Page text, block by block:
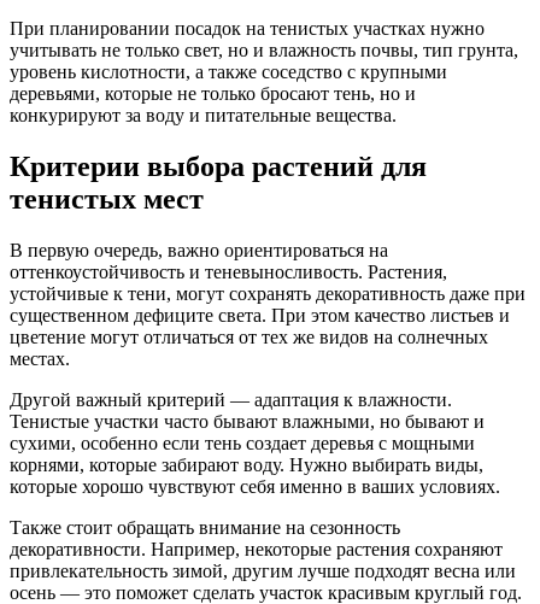
При планировании посадок на тенистых участках нужно
учитывать не только свет, но и влажность почвы, тип грунта,
уровень кислотности, а также соседство с крупными
деревьями, которые не только бросают тень, но и
конкурируют за воду и питательные вещества.
Критерии выбора растений для
тенистых мест
В первую очередь, важно ориентироваться на
оттенкоустойчивость и теневыносливость. Растения,
устойчивые к тени, могут сохранять декоративность даже при
существенном дефиците света. При этом качество листьев и
цветение могут отличаться от тех же видов на солнечных
местах.
Другой важный критерий — адаптация к влажности.
Тенистые участки часто бывают влажными, но бывают и
сухими, особенно если тень создает деревья с мощными
корнями, которые забирают воду. Нужно выбирать виды,
которые хорошо чувствуют себя именно в ваших условиях.
Также стоит обращать внимание на сезонность
декоративности. Например, некоторые растения сохраняют
привлекательность зимой, другим лучше подходят весна или
осень — это поможет сделать участок красивым круглый год.